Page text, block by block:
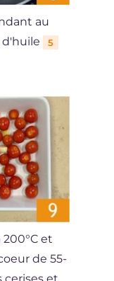
au
d'huile
5
et
de 55-